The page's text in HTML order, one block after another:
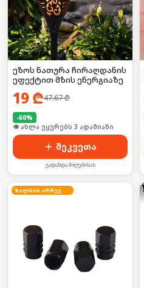
ეზოს ნათურა ჩირაღდანის
ეფექტით მზის ენერგიაზე
19 ₾47.67₾
-60%
🛒 ბოლო 24სთ-ში იყიდა 4-მა
შეკვეთა
გადახდა მიღებისას
ხალხის არჩევანი